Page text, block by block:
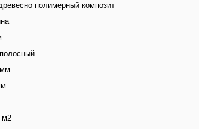
полимерный композит
м2